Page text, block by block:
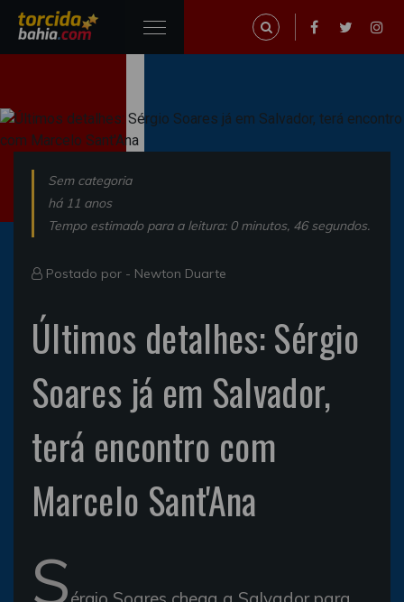
Sem categoria
há 11 anos
Tempo estimado para a leitura: 0 minutos, 46 segundos.
Postado por - Newton Duarte
Últimos detalhes: Sérgio
Soares já em Salvador,
terá encontro com
Marcelo Sant'Ana
S